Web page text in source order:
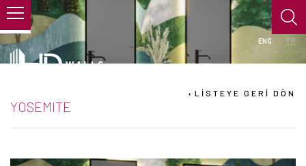
ENG TR
› LİSTEYE GERİ DÖN
YOSEMITE